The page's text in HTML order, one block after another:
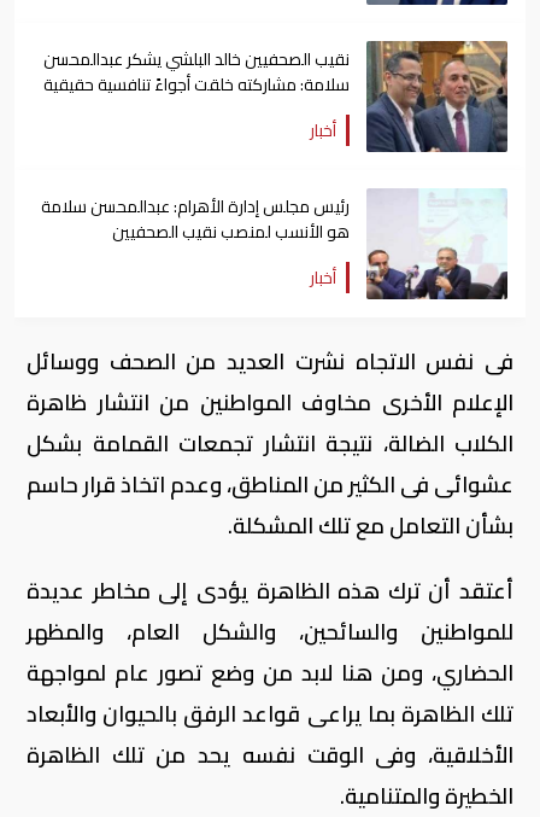
نقيب الصحفيين خالد البلشي يشكر عبدالمحسن
سلامة: مشاركته خلقت أجواءً تنافسية حقيقية
أخبار
رئيس مجلس إدارة الأهرام: عبدالمحسن سلامة
هو الأنسب لمنصب نقيب الصحفيين
أخبار
فى نفس الاتجاه نشرت العديد من الصحف ووسائل
الإعلام الأخرى مخاوف المواطنين من انتشار ظاهرة
الكلاب الضالة، نتيجة انتشار تجمعات القمامة بشكل
عشوائى فى الكثير من المناطق، وعدم اتخاذ قرار حاسم
بشأن التعامل مع تلك المشكلة.
أعتقد أن ترك هذه الظاهرة يؤدى إلى مخاطر عديدة
للمواطنين والسائحين، والشكل العام، والمظهر
الحضاري، ومن هنا لابد من وضع تصور عام لمواجهة
تلك الظاهرة بما يراعى قواعد الرفق بالحيوان والأبعاد
الأخلاقية، وفى الوقت نفسه يحد من تلك الظاهرة
الخطيرة والمتنامية.